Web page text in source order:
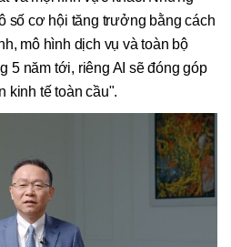
số cơ hội tăng trưởng bằng cách
mô hình dịch vụ và toàn bộ
5 năm tới, riêng AI sẽ đóng góp
kinh tế toàn cầu".